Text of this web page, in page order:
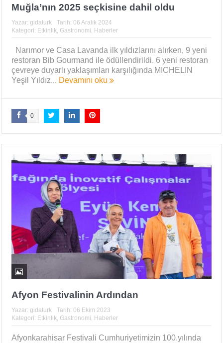
Muğla’nın 2025 seçkisine dahil oldu
Yazar: gidaturk Tarih: 06 Aralık 2024
Kategori: Etkinlik, Gastronomi Haberler
Narımor ve Casa Lavanda ilk yıldızlarını alırken, 9 yeni
restoran Bib Gourmand ile ödüllendirildi. 6 yeni restoran
çevreye duyarlı yaklaşımları karşılığında MICHELIN
Yeşil Yıldız... Devamını oku
0
Afyon Festivalinin Ardından
Yazar: gidaturk Tarih: 06 Ekim 2023
Kategori: Etkinlik, Gastronomi, Haberler
Afyonkarahisar Festivali Cumhuriyetimizin 100.yılında